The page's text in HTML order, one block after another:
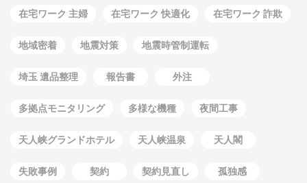
在宅ワーク 主婦 在宅ワーク 快適化 在宅ワーク 詐欺
地域密着 地震対策 地震時管制運転
埼玉 遺品整理 報告書 外注
多拠点モニタリング 多様な機種 夜間工事
天人峡グランドホテル 天人峡温泉 天人閣
失敗事例 契約 契約見直し 孤独感